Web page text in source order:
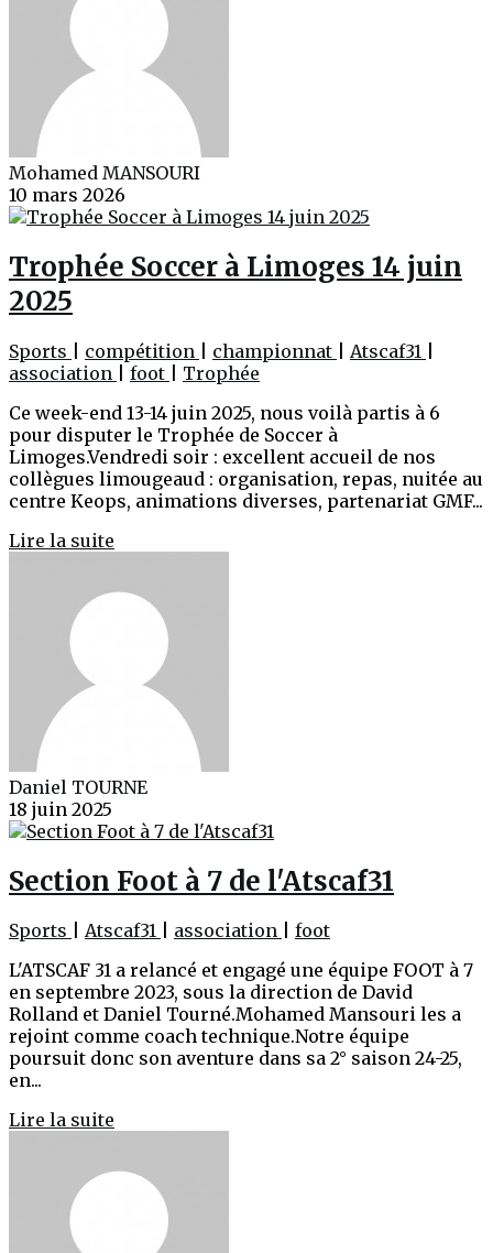
Mohamed MANSOURI
10 mars 2026
Trophée Soccer à Limoges 14 juin
2025
Sports compétition championnat Atscaf31
association
foot
Trophée
Ce week-end 13-14 juin 2025, nous voilà partis à 6
pour disputer le Trophée de Soccer à
Limoges.Vendredi soir : excellent accueil de nos
collègues limougeaud : organisation, repas, nuitée au
centre Keops, animations diverses, partenariat GMF...
Lire la suite
Daniel TOURNE
18 juin 2025
Section Foot à 7 de l'Atscaf31
Sports Atscaf31 association
foot
L'ATSCAF 31 a relancé et engagé une équipe FOOT à 7
en septembre 2023, sous la direction de David
Rolland et Daniel Tourné.Mohamed Mansouri les a
rejoint comme coach technique.Notre équipe
poursuit donc son aventure dans sa 2° saison 24-25,
en...
Lire la suite